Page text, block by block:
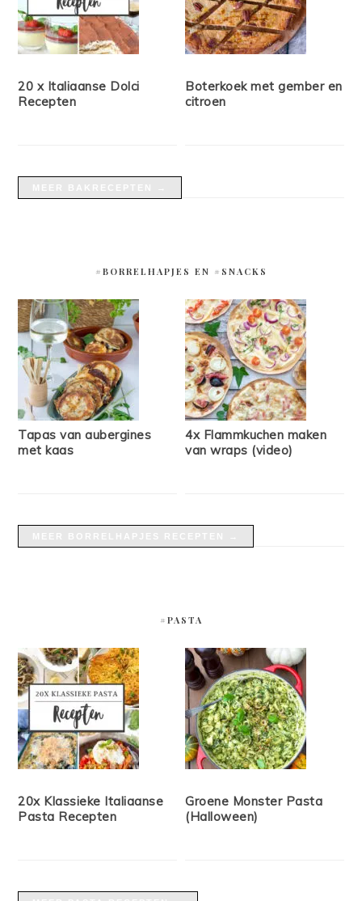
20 x Italiaanse Dolci
Recepten
Boterkoek met gember en
citroen
#BORRELHAPJES EN #SNACKS
Tapas van aubergines
met kaas
4x Flammkuchen maken
van wraps (video)
#PASTA
20x Klassieke Italiaanse
Pasta Recepten
Groene Monster Pasta
(Halloween)